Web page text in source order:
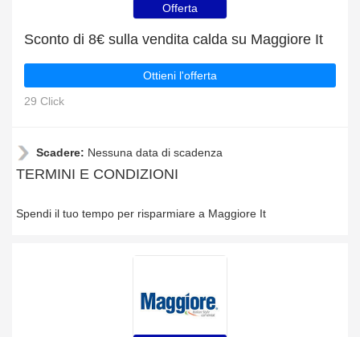
Offerta
Sconto di 8€ sulla vendita calda su Maggiore It
Ottieni l'offerta
29 Click
Scadere: Nessuna data di scadenza
TERMINI E CONDIZIONI
Spendi il tuo tempo per risparmiare a Maggiore It